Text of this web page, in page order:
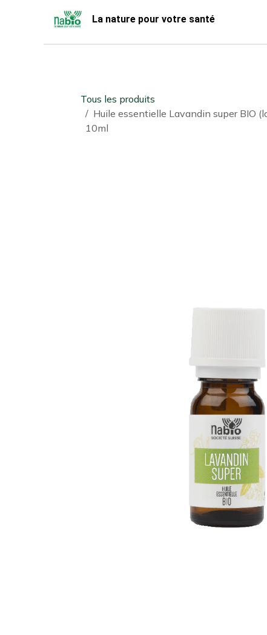
La nature pour votre santé
Tous les produits
Huile essentielle Lavandin super BIO
10ml